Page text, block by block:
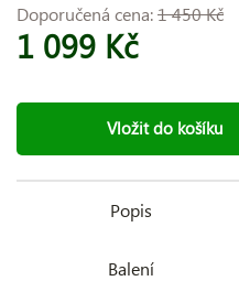
Doporučená cena:1 450 Kč
1 099 Kč
Vložit do košíku
Popis
Balení